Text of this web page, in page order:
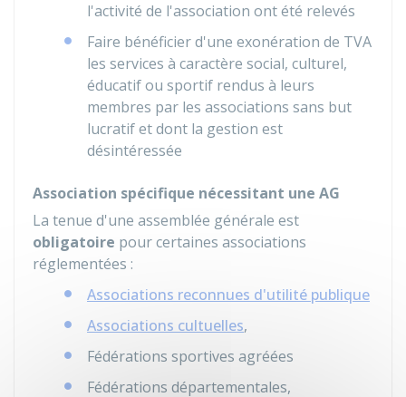
l'activité de l'association ont été relevés
Faire bénéficier d'une exonération de TVA
les services à caractère social, culturel,
éducatif ou sportif rendus à leurs
membres par les associations sans but
lucratif et dont la gestion est
désintéressée
Association spécifique nécessitant une AG
La tenue d'une assemblée générale est
obligatoire pour certaines associations
réglementées :
Associations reconnues d'utilité publique
Associations cultuelles,
Fédérations sportives agréées
Fédérations départementales,